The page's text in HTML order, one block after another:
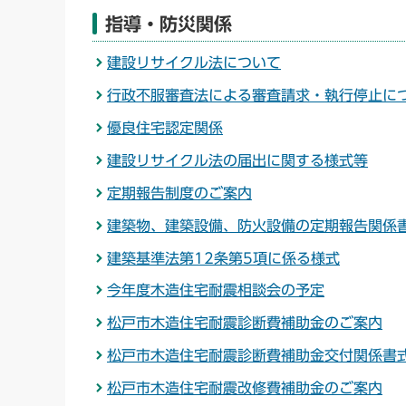
指導・防災関係
建設リサイクル法について
行政不服審査法による審査請求・執行停止に
優良住宅認定関係
建設リサイクル法の届出に関する様式等
定期報告制度のご案内
建築物、建築設備、防火設備の定期報告関係
建築基準法第12条第5項に係る様式
今年度木造住宅耐震相談会の予定
松戸市木造住宅耐震診断費補助金のご案内
松戸市木造住宅耐震診断費補助金交付関係書
松戸市木造住宅耐震改修費補助金のご案内